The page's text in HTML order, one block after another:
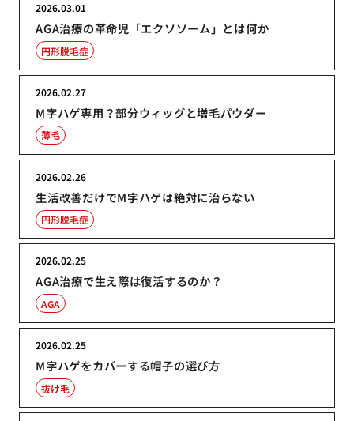
AGA治療の革命児「エクソソーム」とは何か
2026.03.01
円形脱毛症
M字ハゲ専用？部分ウィッグと増毛パウダー
2026.02.27
薄毛
生活改善だけでM字ハゲは絶対に治らない
2026.02.26
円形脱毛症
AGA治療で生え際は復活するのか？
2026.02.25
AGA
M字ハゲをカバーする帽子の選び方
2026.02.25
抜け毛